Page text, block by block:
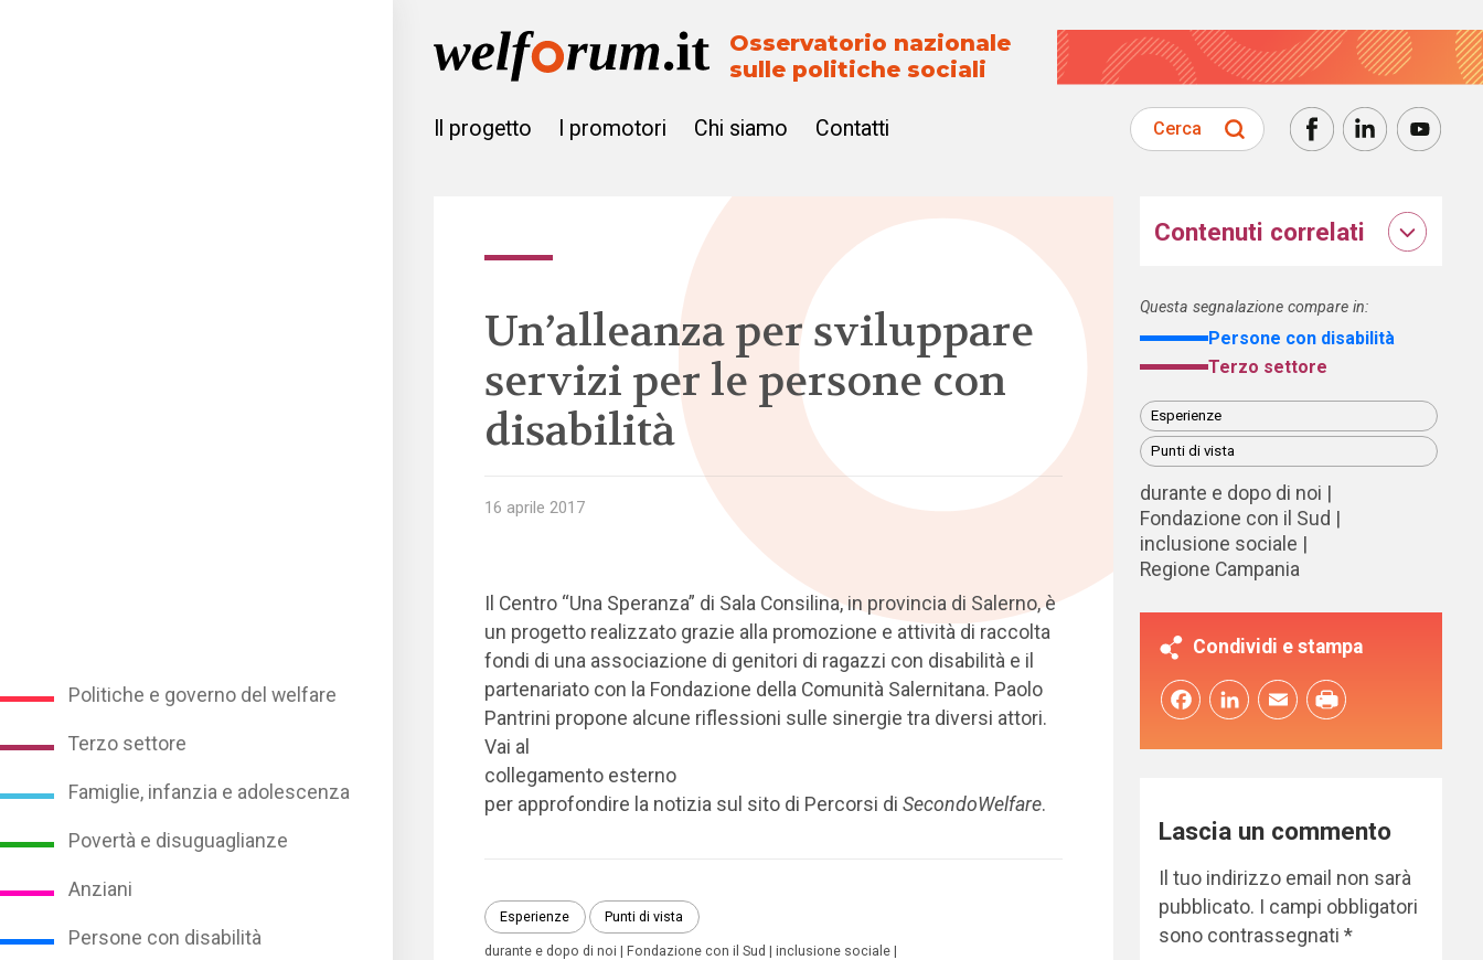
Politiche e governo del welfare
Terzo settore
Famiglie, infanzia e adolescenza
Povertà e disuguaglianze
Anziani
Persone con disabilità
Osservatorio nazionale
sulle politiche sociali
Il progetto I promotori Chi siamo Contatti Cerca
Un’alleanza per sviluppare
servizi per le persone con
disabilità
16 aprile 2017
Il Centro “Una Speranza” di Sala Consilina, in provincia di Salerno, è
un progetto realizzato grazie alla promozione e attività di raccolta
fondi di una associazione di genitori di ragazzi con disabilità e il
partenariato con la Fondazione della Comunità Salernitana. Paolo
Pantrini propone alcune riflessioni sulle sinergie tra diversi attori.
Vai al
collegamento esterno
per approfondire la notizia sul sito di Percorsi di SecondoWelfare.
Esperienze Punti di vista
durante e dopo di noi Fondazione con il Sud
inclusione sociale
Contenuti correlati
Questa segnalazione compare in:
Persone con disabilità
Terzo settore
Esperienze
Punti di vista
durante e dopo di noi
Fondazione con il Sud
inclusione sociale
Regione Campania
Condividi e stampa
FacebookLinkedInEmail
Lascia un commento
Il tuo indirizzo email non sarà
pubblicato. I campi obbligatori
sono contrassegnati*